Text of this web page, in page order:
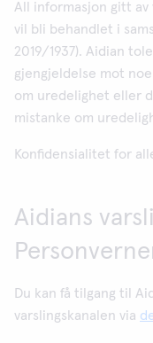
All informasjon gitt av
vil bli behandlet i
2019/1937). Aidian
gjengjeldelse mot
om uredelighet eller
mistanke om
Konfidensialitet for
Aidians
Du kan få tilgang til
varslingskanalen via